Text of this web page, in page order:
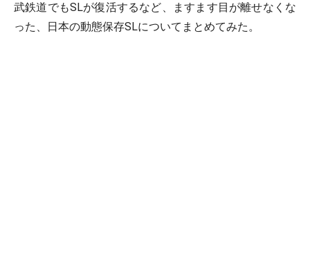
武鉄道でもSLが復活するなど、ますます目が離せなくな
った、日本の動態保存SLについてまとめてみた。